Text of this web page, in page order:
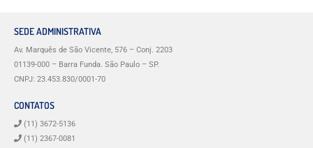
SEDE ADMINISTRATIVA
Av. Marquês de São Vicente, 576 – Conj. 2203
01139-000 – Barra Funda. São Paulo – SP.
CNPJ: 23.453.830/0001-70
CONTATOS
(11) 3672-5136
(11) 2367-0081